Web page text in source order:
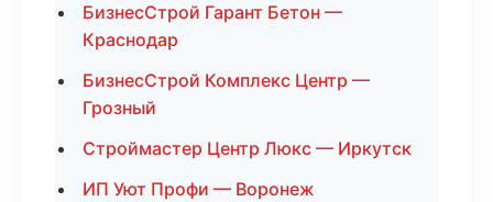
БизнесСтрой Гарант Бетон —
Краснодар
БизнесСтрой Комплекс Центр —
Грозный
Строймастер Центр Люкс — Иркутск
ИП Уют Профи — Воронеж